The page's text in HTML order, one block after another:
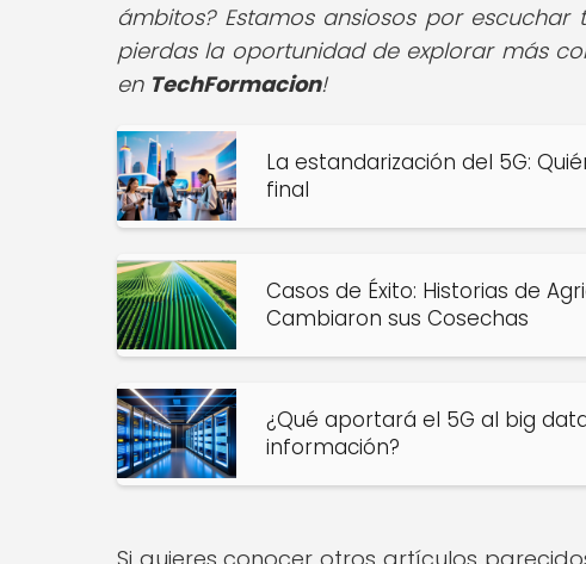
ámbitos? Estamos ansiosos por escuchar
pierdas la oportunidad de explorar más
en TechFormacion!
La estandarización del 5G:
final
Casos de Éxito: Historias de
Cambiaron sus Cosechas
¿Qué aportará el 5G al big
información?